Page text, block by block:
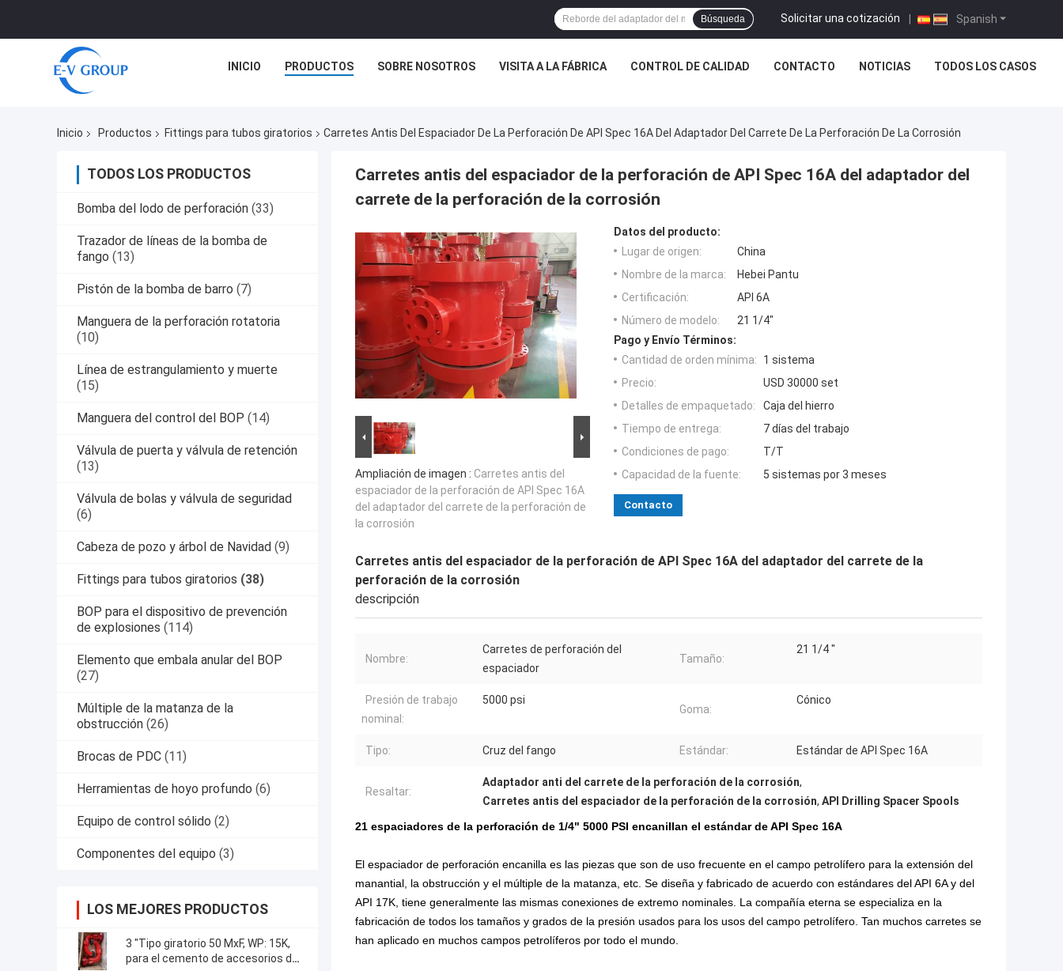
Spanish
Solicitar una cotización |
Búsqueda
INICIO PRODUCTOS SOBRE NOSOTROS VISITA A LA FÁBRICA CONTROL DE CALIDAD CONTACTO NOTICIAS TODOS LOS CASOS
Inicio Productos Fittings para tubos giratorios Carretes Antis Del Espaciador De La Perforación De API Spec 16A Del Adaptador Del Carrete De La Perforación De La Corrosión
TODOS LOS PRODUCTOS
Bomba del lodo de perforación (33)
Trazador de líneas de la bomba de
fango (13)
Pistón de la bomba de barro (7)
Manguera de la perforación rotatoria
(10)
Línea de estrangulamiento y muerte
(15)
Manguera del control del BOP (14)
Válvula de puerta y válvula de retención
(13)
Válvula de bolas y válvula de seguridad
(6)
Cabeza de pozo y árbol de Navidad (9)
Fittings para tubos giratorios (38)
BOP para el dispositivo de prevención
de explosiones (114)
Elemento que embala anular del BOP
(27)
Múltiple de la matanza de la
obstrucción (26)
Brocas de PDC (11)
Herramientas de hoyo profundo (6)
Equipo de control sólido (2)
Componentes del equipo (3)
LOS MEJORES PRODUCTOS
3 "Tipo giratorio 50 MxF, WP: 15K,
para el cemento de accesorios de
Carretes antis del espaciador de la perforación de API Spec 16A del adaptador del
carrete de la perforación de la corrosión
Ampliación de imagen : Carretes antis del
espaciador de la perforación de API Spec 16A
del adaptador del carrete de la perforación de
la corrosión
Datos del producto:
Lugar de origen:
China
Nombre de la marca:
Hebei Pantu
Certificación:
API 6A
Número de modelo:
21 1/4"
Pago y Envío Términos:
Cantidad de orden mínima:
1 sistema
Precio:
USD 30000 set
Detalles de empaquetado:
Caja del hierro
Tiempo de entrega:
7 días del trabajo
Condiciones de pago:
T/T
Capacidad de la fuente:
5 sistemas por 3 meses
Contacto
Carretes antis del espaciador de la perforación de API Spec 16A del adaptador del carrete de la
perforación de la corrosión
descripción
Nombre:
Carretes de perforación del
espaciador
Tamaño:
21 1/4 "
Presión de trabajo
nominal:
5000 psi
Goma:
Cónico
Tipo: Cruz del fango Estándar: Estándar de API Spec 16A
Resaltar:
Adaptador anti del carrete de la perforación de la corrosión,
Carretes antis del espaciador de la perforación de la corrosión, API Drilling Spacer Spools
21 espaciadores de la perforación de 1/4" 5000 PSI encanillan el estándar de API Spec 16A
El espaciador de perforación encanilla es las piezas que son de uso frecuente en el campo petrolífero para la extensión del
manantial, la obstrucción y el múltiple de la matanza, etc. Se diseña y fabricado de acuerdo con estándares del API 6A y del
API 17K, tiene generalmente las mismas conexiones de extremo nominales. La compañía eterna se especializa en la
fabricación de todos los tamaños y grados de la presión usados para los usos del campo petrolífero. Tan muchos carretes se
han aplicado en muchos campos petrolíferos por todo el mundo.